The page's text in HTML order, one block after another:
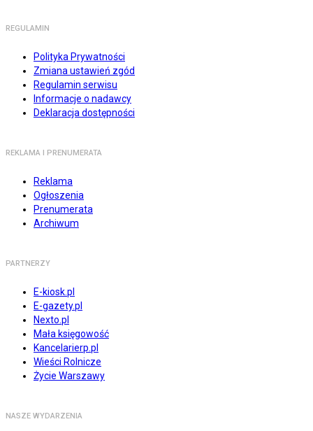
REGULAMIN
Polityka Prywatności
Zmiana ustawień zgód
Regulamin serwisu
Informacje o nadawcy
Deklaracja dostępności
REKLAMA I PRENUMERATA
Reklama
Ogłoszenia
Prenumerata
Archiwum
PARTNERZY
E-kiosk.pl
E-gazety.pl
Nexto.pl
Mała księgowość
Kancelarierp.pl
Wieści Rolnicze
Życie Warszawy
NASZE WYDARZENIA